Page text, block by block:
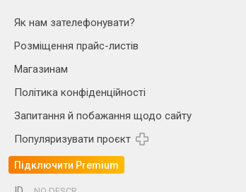
Як нам зателефонувати?
Розміщення прайс-листів
Магазинам
Політика конфіденційності
Запитання й побажання щодо сайту
Популяризувати проєкт
Підключити Premium